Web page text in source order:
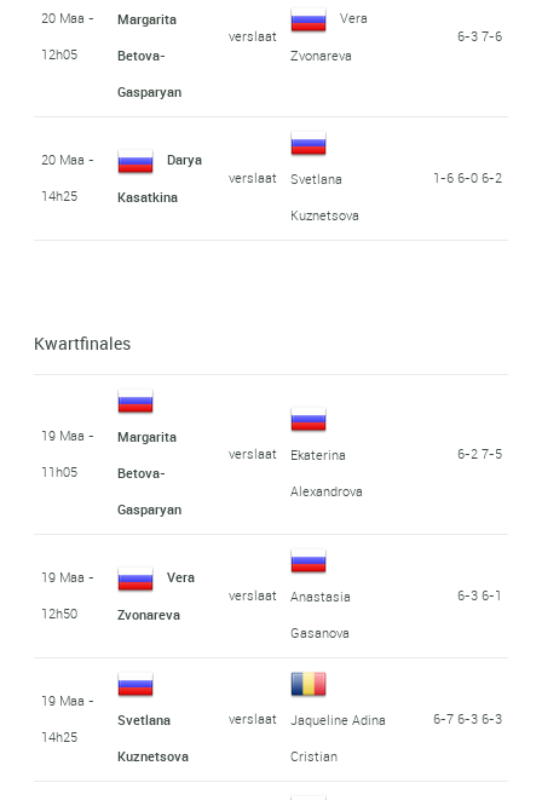
20 Maa -
12h05
Margarita
Betova-
Gasparyan
verslaat
Vera
Zvonareva
6-3 7-6
20 Maa -
14h25
Darya
Kasatkina
verslaat
Svetlana
Kuznetsova
1-6 6-0 6-2
Kwartfinales
19 Maa -
11h05
Margarita
Betova-
Gasparyan
verslaat
Ekaterina
Alexandrova
6-2 7-5
19 Maa -
12h50
Vera
Zvonareva
verslaat
Anastasia
Gasanova
6-3 6-1
19 Maa -
14h25
Svetlana
Kuznetsova
verslaat
Jaqueline Adina
Cristian
6-7 6-3 6-3